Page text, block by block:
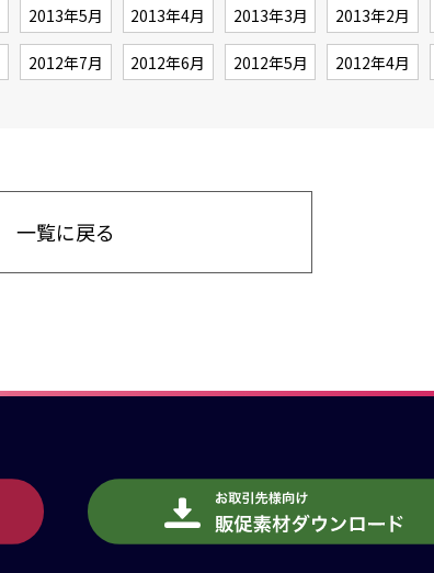
2013年5月 2013年4月 2013年3月 2013年2月
2012年7月 2012年6月 2012年5月 2012年4月
一覧に戻る